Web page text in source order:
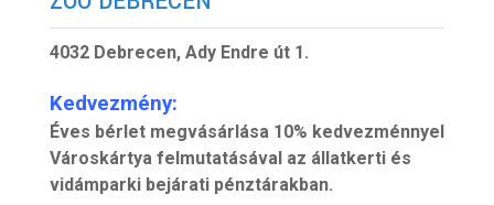
4032 Debrecen, Ady Endre út 1.
Kedvezmény:
Éves bérlet megvásárlása 10% kedvezménnyel
Városkártya felmutatásával az állatkerti és
vidámparki bejárati pénztárakban.